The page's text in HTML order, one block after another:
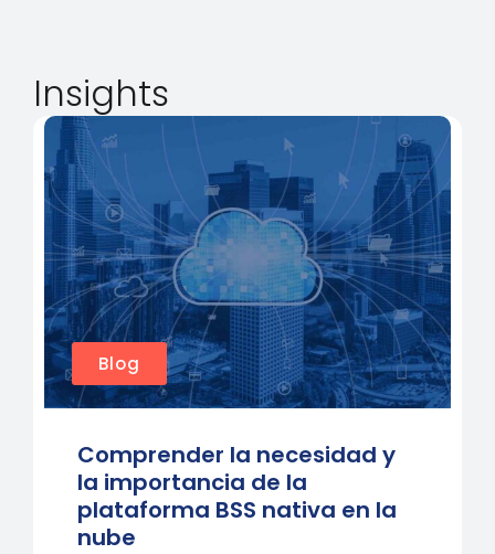
Insights
Blog
Comprender la necesidad y
la importancia de la
plataforma BSS nativa en la
nube